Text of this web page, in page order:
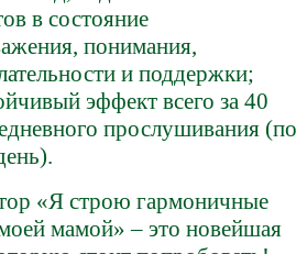
в состояние
понимания,
и поддержки;
эффект всего за 40
прослушивания (по
«Я строю гармоничные
мамой» – это новейшая